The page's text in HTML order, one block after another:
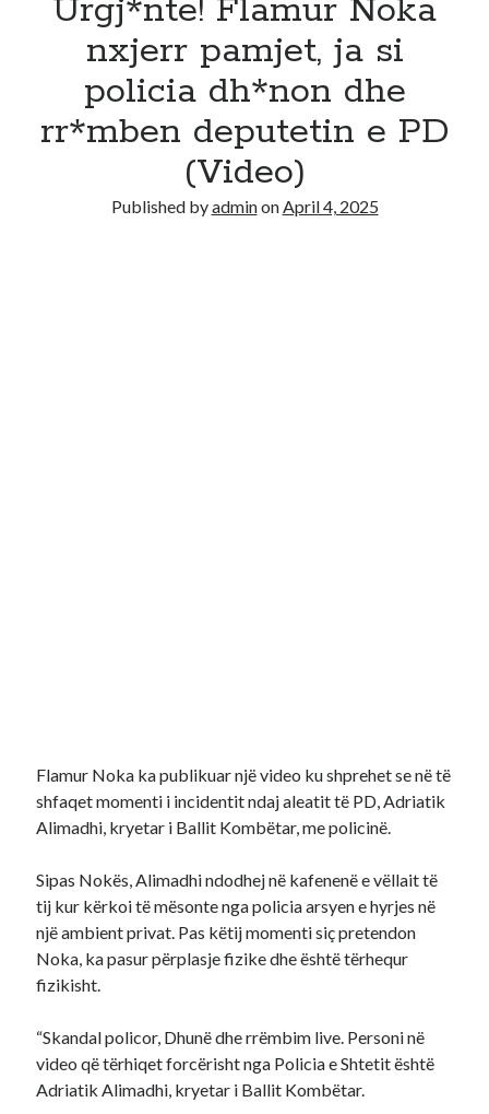
Urgj*nte! Flamur Noka
nxjerr pamjet, ja si
policia dh*non dhe
rr*mben deputetin e PD
(Video)
Published byadminonApril 4, 2025
Flamur Noka ka publikuar një video ku shprehet se në të
shfaqet momenti i incidentit ndaj aleatit të PD, Adriatik
Alimadhi, kryetar i Ballit Kombëtar, me policinë.
Sipas Nokës, Alimadhi ndodhej në kafenenë e vëllait të
tij kur kërkoi të mësonte nga policia arsyen e hyrjes në
një ambient privat. Pas këtij momenti siç pretendon
Noka, ka pasur përplasje fizike dhe është tërhequr
fizikisht.
“Skandal policor, Dhunë dhe rrëmbim live. Personi në
video që tërhiqet forcërisht nga Policia e Shtetit është
Adriatik Alimadhi, kryetar i Ballit Kombëtar.